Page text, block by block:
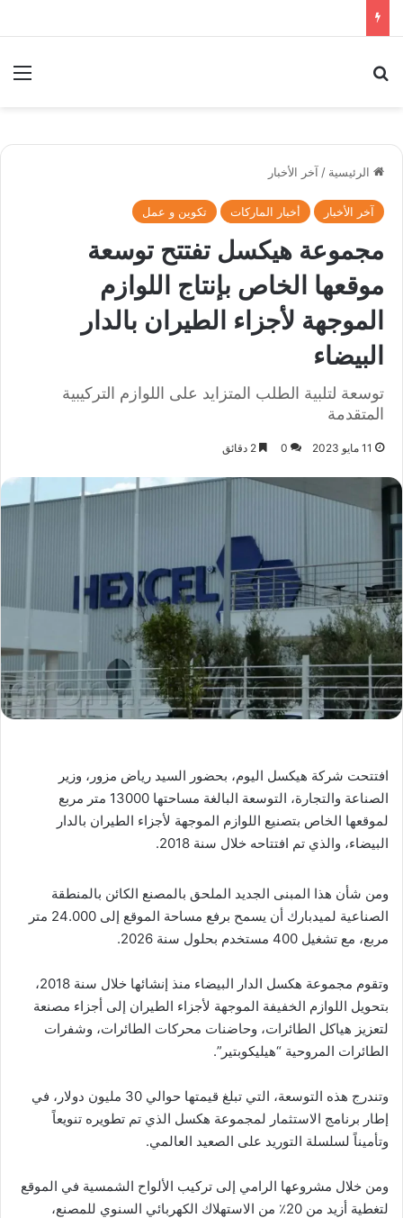
الرئيسية / آخر الأخبار
آخر الأخبار أخبار الماركات تكوين و عمل
مجموعة هيكسل تفتتح توسعة
موقعها الخاص بإنتاج اللوازم
الموجهة لأجزاء الطيران بالدار
البيضاء
توسعة لتلبية الطلب المتزايد على اللوازم التركيبية
المتقدمة
11 مايو 2023 0
افتتحت شركة هيكسل اليوم، بحضور السيد رياض مزور، وزير
الصناعة والتجارة، التوسعة البالغة مساحتها 13000 متر مربع
لموقعها الخاص بتصنيع اللوازم الموجهة لأجزاء الطيران بالدار
البيضاء، والذي تم افتتاحه خلال سنة 2018.
ومن شأن هذا المبنى الجديد الملحق بالمصنع الكائن بالمنطقة
الصناعية لميدبارك أن يسمح برفع مساحة الموقع إلى 24.000 متر
مربع، مع تشغيل 400 مستخدم بحلول سنة 2026.
وتقوم مجموعة هكسل الدار البيضاء منذ إنشائها خلال سنة 2018،
بتحويل اللوازم الخفيفة الموجهة لأجزاء الطيران إلى أجزاء مصنعة
لتعزيز هياكل الطائرات، وحاضنات محركات الطائرات، وشفرات
الطائرات المروحية “هيليكوبتير”.
وتندرج هذه التوسعة، التي تبلغ قيمتها حوالي 30 مليون دولار، في
إطار برنامج الاستثمار لمجموعة هكسل الذي تم تطويره تنويعاً
وتأميناً لسلسلة التوريد على الصعيد العالمي.
ومن خلال مشروعها الرامي إلى تركيب الألواح الشمسية في الموقع
لتغطية أزيد من 20٪ من الاستهلاك الكهربائي السنوي للمصنع،